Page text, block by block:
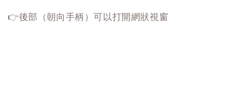
👉後部（朝向手柄）可以打開網狀視窗